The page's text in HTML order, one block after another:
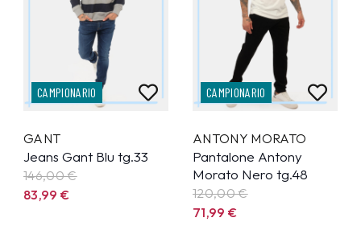
CAMPIONARIO
GANT
Jeans Gant Blu tg.33
146,00 €
83,99€
CAMPIONARIO
ANTONY MORATO
Pantalone Antony
Morato Nero tg.48
120,00 €
71,99€